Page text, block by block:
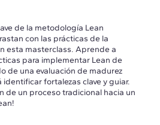
de la metodología Lean
con las prácticas de la
esta masterclass. Aprende a
para implementar Lean de
de una evaluación de madurez
fortalezas clave y guiar.
de un proceso tradicional hacia un